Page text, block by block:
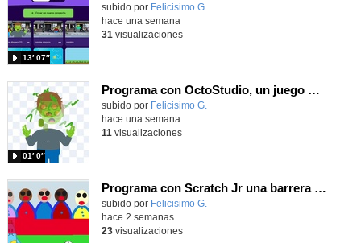
Contenido educativo.
subido por Felicisimo G.
13′ 07″
hace una semana
31 visualizaciones
Programa con OctoStudio, un juego homenajeando al House of the dead con Zombies
Contenido educativo.
subido por Felicisimo G.
01′ 0″
hace una semana
11 visualizaciones
Programa con Scratch Jr una barrera que se desplaza para dar sensación de movimiento
Contenido educativo.
subido por Felicisimo G.
hace 2 semanas
23visualizaciones